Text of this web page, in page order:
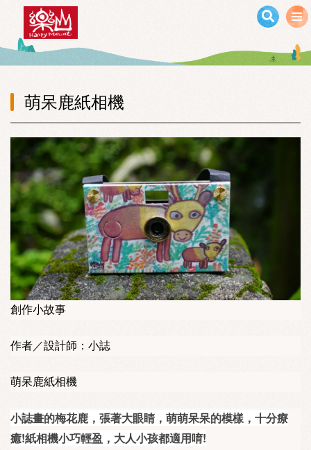
移至主內容
萌呆鹿紙相機
創作小故事
作者／設計師：小誌
萌呆鹿紙相機
小誌畫的梅花鹿，張著大眼睛，萌萌呆呆的模樣，十分療
癒!紙相機小巧輕盈，大人小孩都適用唷!